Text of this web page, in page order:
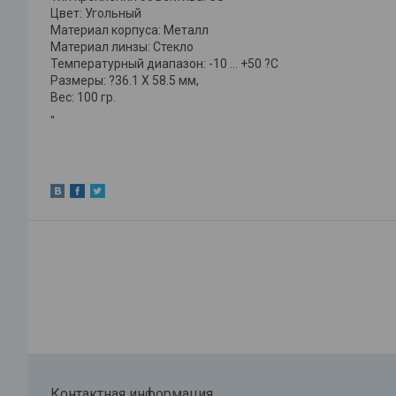
Цвет: Угольный
Материал корпуса: Металл
Материал линзы: Стекло
Температурный диапазон: -10 … +50 ?С
Размеры: ?36.1 X 58.5 мм,
Вес: 100 гр.
"